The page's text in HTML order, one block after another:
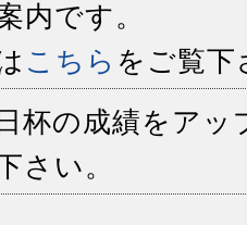
内です。
こちら をご覧下
杯の成績をアッ
さい。